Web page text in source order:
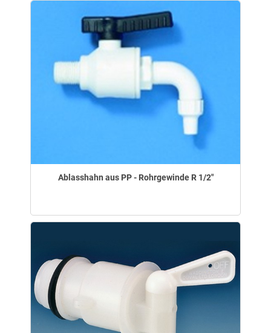
Ablasshahn aus PP - Rohrgewinde R 1/2"